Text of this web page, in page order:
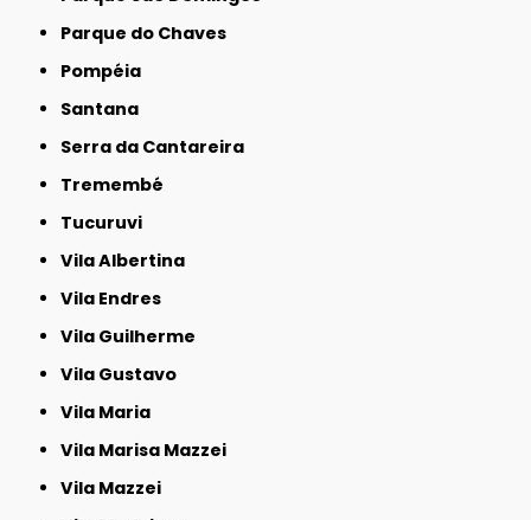
Parque do Chaves
Pompéia
Santana
Serra da Cantareira
Tremembé
Tucuruvi
Vila Albertina
Vila Endres
Vila Guilherme
Vila Gustavo
Vila Maria
Vila Marisa Mazzei
Vila Mazzei